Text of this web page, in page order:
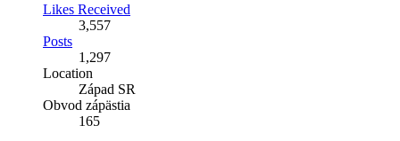
Likes Received
3,557
Posts
1,297
Location
Západ SR
Obvod zápästia
165